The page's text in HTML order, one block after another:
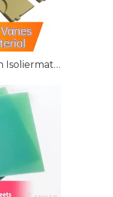
Auswahl des richtigen Isoliermaterials für Vakuumpumpenflügel: G10, G11 und FR4